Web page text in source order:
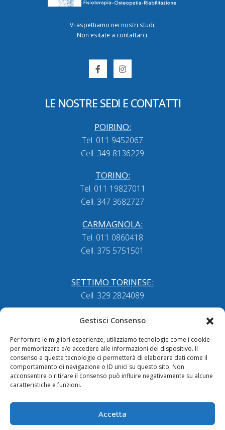
Gestisci Consenso
Per fornire le migliori esperienze, utilizziamo tecnologie come i cookie
per memorizzare e/o accedere alle informazioni del dispositivo. Il
consenso a queste tecnologie ci permetterà di elaborare dati come il
comportamento di navigazione o ID unici su questo sito. Non
acconsentire o ritirare il consenso può influire negativamente su alcune
caratteristiche e funzioni.
Accetta
Vi aspettiamo nei nostri studi.
Non esitate a contattarci.
LE NOSTRE SEDI E CONTATTI
POIRINO:
Tel. 011 9452067
Cell. 349 8136229
TORINO:
Tel. 011 19827011
Cell. 347 3682727
CARMAGNOLA:
Tel. 011 0860418
Cell. 375 5751501
SETTIMO TORINESE:
Cell. 329 2824089
FOSSANO:
LINK UTILI
Tecarterapia Torino
Onde D'Urto Torino
Triathlon Torino